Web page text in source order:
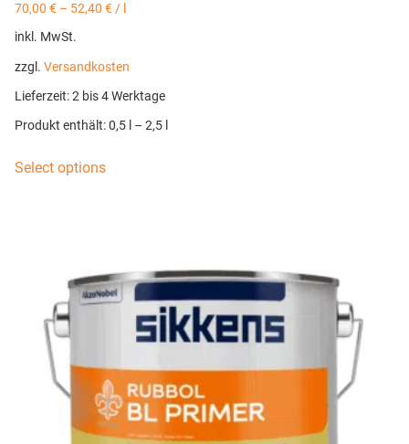
70,00 € – 52,40 €/
inkl. MwSt.
zzgl. Versandkosten
Lieferzeit:2 bis 4 Werktage
Produkt enthält: 0,5 – 2,5
Select options